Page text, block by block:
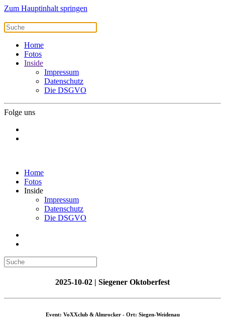
Zum Hauptinhalt springen
Home
Fotos
Inside
Impressum
Datenschutz
Die DSGVO
Folge uns
Home
Fotos
Inside
Impressum
Datenschutz
Die DSGVO
2025-10-02 | Siegener Oktoberfest
Event: VoXXclub & Almrocker - Ort: Siegen-Weidenau